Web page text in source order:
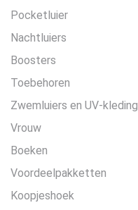
Pocketluier
Nachtluiers
Boosters
Toebehoren
Zwemluiers en UV-kleding
Vrouw
Boeken
Voordeelpakketten
Koopjeshoek